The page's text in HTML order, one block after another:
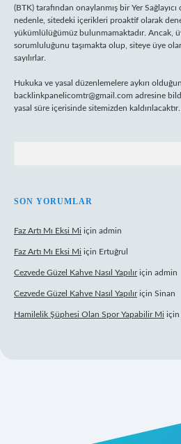
(BTK) tarafından onaylanmış bir Yer
nedenle, sitedeki içerikleri proaktif olarak
yükümlülüğümüz bulunmamaktadır. Ancak,
sorumluluğunu taşımakta olup, siteye üye
sayılırlar.
Hukuka ve yasal düzenlemelere aykırı
backlinkpanelicomtr@gmail.com adresine
yasal süre içerisinde sitemizden kaldırılacaktır.
SON YORUMLAR
Faz Artı Mı Eksi Mi için admin
Faz Artı Mı Eksi Mi için Ertuğrul
Cezvede Güzel Kahve Nasıl Yapılıriçin admin
Cezvede Güzel Kahve Nasıl Yapılıriçin Sinan
Hamilelik Şüphesi Olan Spor Yapabilir Mi için